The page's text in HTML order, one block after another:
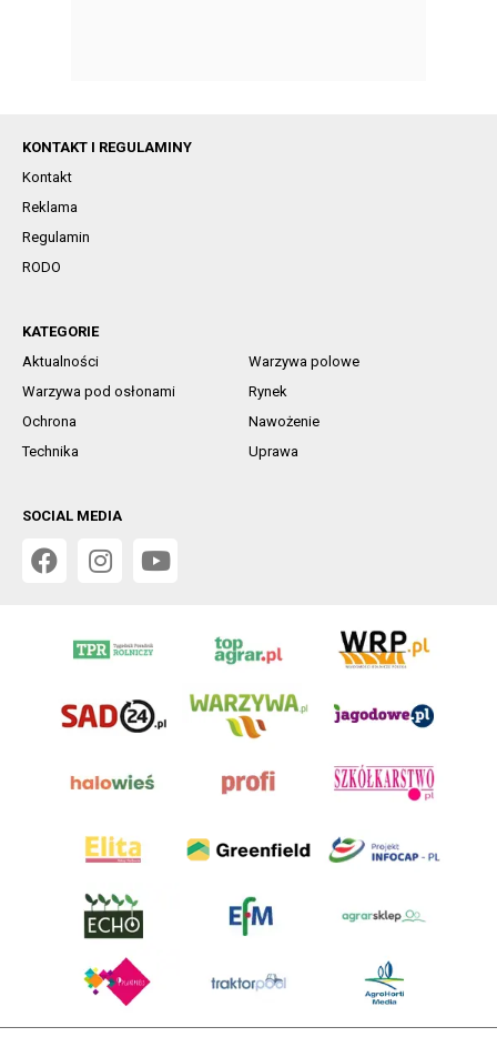
KONTAKT I REGULAMINY
Kontakt
Reklama
Regulamin
RODO
KATEGORIE
Aktualności
Warzywa polowe
Warzywa pod osłonami
Rynek
Ochrona
Nawożenie
Technika
Uprawa
SOCIAL MEDIA